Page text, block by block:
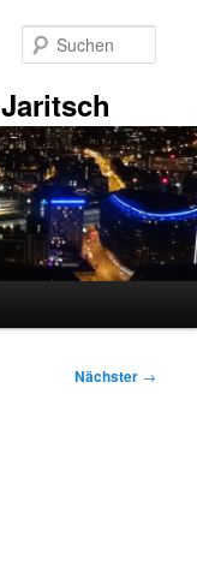
Nächster →